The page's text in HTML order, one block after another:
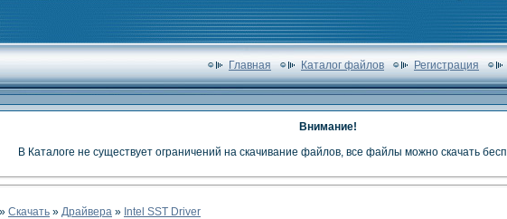
Главная Каталог файлов Регистрация
Внимание!
В Каталоге не существует ограничений на скачивание файлов, все файлы можно скачать
» Скачать » Драйвера » Intel SST Driver